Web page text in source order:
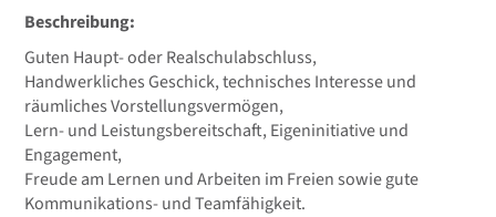
Beschreibung:
Guten Haupt- oder Realschulabschluss,
Handwerkliches Geschick, technisches Interesse und
räumliches Vorstellungsvermögen,
Lern- und Leistungsbereitschaft, Eigeninitiative und
Engagement,
Freude am Lernen und Arbeiten im Freien sowie gute
Kommunikations- und Teamfähigkeit.